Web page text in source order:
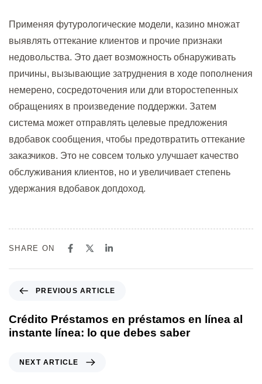
Применяя футурологические модели, казино множат
выявлять оттекание клиентов и прочие признаки
недовольства. Это дает возможность обнаруживать
причины, вызывающие затруднения в ходе пополнения
немерено, сосредоточения или дли второстепенных
обращениях в произведение поддержки. Затем
система может отправлять целевые предложения
вдобавок сообщения, чтобы предотвратить оттекание
заказчиков. Это не совсем только улучшает качество
обслуживания клиентов, но и увеличивает степень
удержания вдобавок допдоход.
SHARE ON
PREVIOUS ARTICLE
Crédito Préstamos en préstamos en línea al
instante línea: lo que debes saber
NEXT ARTICLE